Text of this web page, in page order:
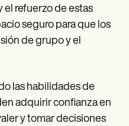
el refuerzo de estas
seguro para que los
de grupo y el
las habilidades de
adquirir confianza en
y tomar decisiones